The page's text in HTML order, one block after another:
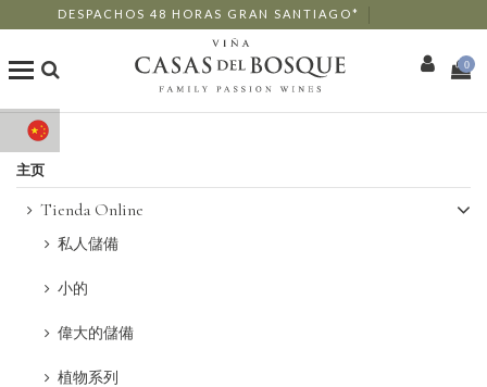
DESPACHOS 48 HORAS GRAN SANTIAGO*
商店
我们的葡萄酒
Enotourism
餐厅
活动
0
主页
Tienda Online
私人儲備
小的
偉大的儲備
植物系列